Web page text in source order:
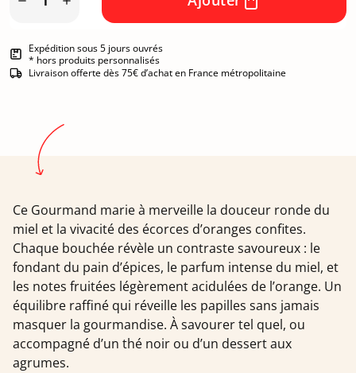
Expédition sous 5 jours ouvrés
* hors produits personnalisés
Livraison offerte dès 75€ d’achat en France métropolitaine
Ce Gourmand marie à merveille la douceur ronde du
miel et la vivacité des écorces d’oranges confites.
Chaque bouchée révèle un contraste savoureux : le
fondant du pain d’épices, le parfum intense du miel, et
les notes fruitées légèrement acidulées de l’orange. Un
équilibre raffiné qui réveille les papilles sans jamais
masquer la gourmandise. À savourer tel quel, ou
accompagné d’un thé noir ou d’un dessert aux
agrumes.